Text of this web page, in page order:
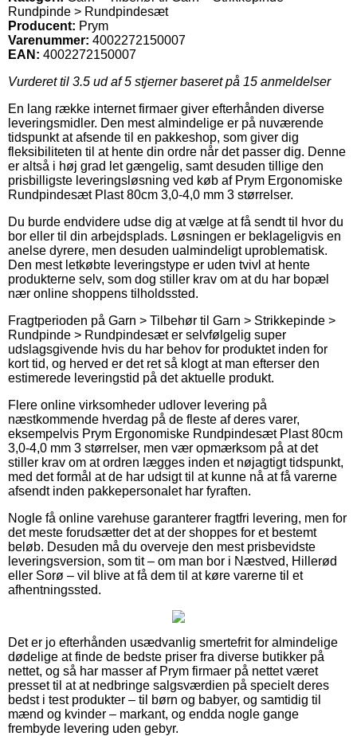
Rundpinde > Rundpindesæt
Producent: Prym
Varenummer: 4002272150007
EAN: 4002272150007
Vurderet til 3.5 ud af 5 stjerner baseret på 15 anmeldelser
En lang række internet firmaer giver efterhånden diverse
leveringsmidler. Den mest almindelige er på nuværende
tidspunkt at afsende til en pakkeshop, som giver dig
fleksibiliteten til at hente din ordre når det passer dig. Denne
er altså i høj grad let gængelig, samt desuden tillige den
prisbilligste leveringsløsning ved køb af Prym Ergonomiske
Rundpindesæt Plast 80cm 3,0-4,0 mm 3 størrelser.
Du burde endvidere udse dig at vælge at få sendt til hvor du
bor eller til din arbejdsplads. Løsningen er beklageligvis en
anelse dyrere, men desuden ualmindeligt uproblematisk.
Den mest letkøbte leveringstype er uden tvivl at hente
produkterne selv, som dog stiller krav om at du har bopæl
nær online shoppens tilholdssted.
Fragtperioden på Garn > Tilbehør til Garn > Strikkepinde >
Rundpinde > Rundpindesæt er selvfølgelig super
udslagsgivende hvis du har behov for produktet inden for
kort tid, og herved er det ret så klogt at man efterser den
estimerede leveringstid på det aktuelle produkt.
Flere online virksomheder udlover levering på
næstkommende hverdag på de fleste af deres varer,
eksempelvis Prym Ergonomiske Rundpindesæt Plast 80cm
3,0-4,0 mm 3 størrelser, men vær opmærksom på at det
stiller krav om at ordren lægges inden et nøjagtigt tidspunkt,
med det formål at de har udsigt til at kunne nå at få varerne
afsendt inden pakkepersonalet har fyraften.
Nogle få online varehuse garanterer fragtfri levering, men for
det meste forudsætter det at der shoppes for et bestemt
beløb. Desuden må du overveje den mest prisbevidste
leveringsversion, som tit – om man bor i Næstved, Hillerød
eller Sorø – vil blive at få dem til at køre varerne til et
afhentningssted.
Det er jo efterhånden usædvanlig smertefrit for almindelige
dødelige at finde de bedste priser fra diverse butikker på
nettet, og så har masser af Prym firmaer på nettet været
presset til at at nedbringe salgsværdien på specielt deres
bedst i test produkter – til børn og babyer, og samtidig til
mænd og kvinder – markant, og endda nogle gange
frembyde levering uden gebyr.